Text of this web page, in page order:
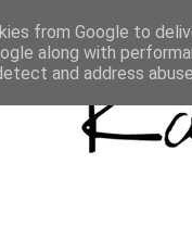
from Google to
along with
and address